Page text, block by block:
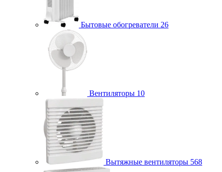
Бытовые обогреватели 26
Вентиляторы 10
Вытяжные вентиляторы 568